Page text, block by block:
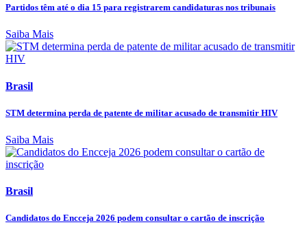
Partidos têm até o dia 15 para registrarem candidaturas nos tribunais
Saiba Mais
Brasil
STM determina perda de patente de militar acusado de transmitir HIV
Saiba Mais
Brasil
Candidatos do Encceja 2026 podem consultar o cartão de inscrição